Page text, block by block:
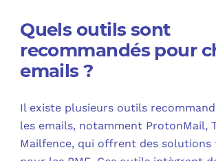
Quels outils sont
recommandés pour
emails ?
Il existe plusieurs outils
les emails, notamment ProtonMail,
Mailfence, qui offrent des solutions